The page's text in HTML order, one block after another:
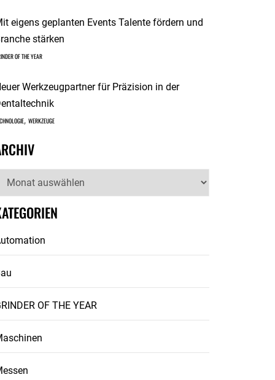
eigens geplanten Events Talente fördern und
stärken
OF THE YEAR
Werkzeugpartner für Präzision in der
, WERKZEUGE
Archiv
OF THE YEAR